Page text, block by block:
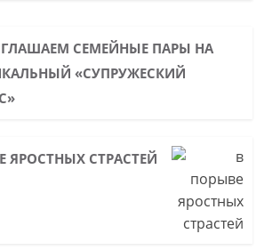
СЕМЕЙНЫЕ ПАРЫ НА
«СУПРУЖЕСКИЙ
ЯРОСТНЫХ СТРАСТЕЙ